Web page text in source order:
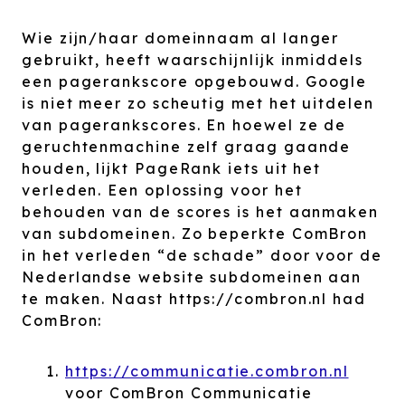
Wie zijn/haar domeinnaam al langer
gebruikt, heeft waarschijnlijk inmiddels
een pagerankscore opgebouwd. Google
is niet meer zo scheutig met het uitdelen
van pagerankscores. En hoewel ze de
geruchtenmachine zelf graag gaande
houden, lijkt PageRank iets uit het
verleden. Een oplossing voor het
behouden van de scores is het aanmaken
van subdomeinen. Zo beperkte ComBron
in het verleden “de schade” door voor de
Nederlandse website subdomeinen aan
te maken. Naast https://combron.nl had
ComBron:
https://communicatie.combron.nl
voor ComBron Communicatie